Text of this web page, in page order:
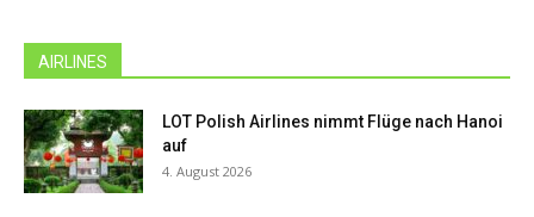
AIRLINES
LOT Polish Airlines nimmt Flüge nach Hanoi
auf
4. August 2026